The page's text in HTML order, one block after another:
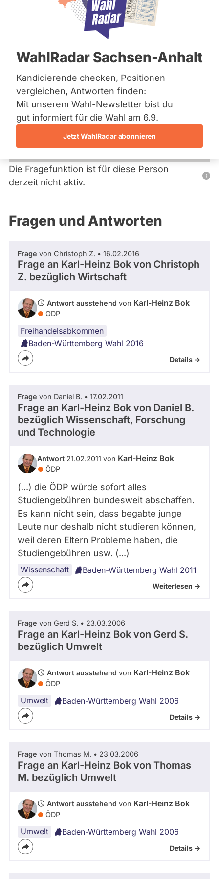
Bremen
Hamburg
Mecklenburg-Vorpommern
Nordrhein-Westfalen
Saarland
Sachsen
Sachsen-Anhalt
Sachsen-Anhalt
Schleswig-Holstein
Thüringen
Archiv
Über uns
WahlRadar Sachsen-Anhalt
Kandidierende checken, Positionen
vergleichen, Antworten finden:
Mit unserem Wahl-Newsletter bist du
gut informiert für die Wahl am 6.9.
Jetzt WahlRadar abonnieren
Reiter
Karl-Heinz Bok
ÖDP
Dieser Politiker hat kein aktuelles und kein zukünftiges
Mandat und keine Direktandidatur auf Landes-, Bundes-
oder EU-Ebene. Mögliche Kandidaturen über eine
Wahlliste werden bei uns nicht erfasst.
Die Fragefunktion ist für diese Person
derzeit nicht aktiv.
Nur
aktiven
oder
Mandaten
können
abgeordnetenwatch
befragt
werden.
Fragen und Antworten
Frage von Christoph Z. • 16.02.2016
Frage an Karl-Heinz Bok von Christoph
Z. bezüglich Wirtschaft
Antwort ausstehend von Karl-Heinz Bok
ÖDP
Freihandelsabkommen
Baden-Württemberg Wahl 2016
Details ->
Frage von Daniel B. • 17.02.2011
Frage an Karl-Heinz Bok von Daniel B.
bezüglich Wissenschaft, Forschung
und Technologie
Antwort 21.02.2011 von Karl-Heinz Bok
ÖDP
(...) die ÖDP würde sofort alles
Studiengebühren bundesweit abschaffen.
Es kann nicht sein, dass begabte junge
Leute nur deshalb nicht studieren können,
weil deren Eltern Probleme haben, die
Studiengebühren usw. (...)
Wissenschaft Baden-Württemberg Wahl 2011
Weiterlesen ->
Frage von Gerd S. • 23.03.2006
Frage an Karl-Heinz Bok von Gerd S.
bezüglich Umwelt
Antwort ausstehend von Karl-Heinz Bok
ÖDP
Umwelt Baden-Württemberg Wahl 2006
Details ->
Frage von Thomas M. • 23.03.2006
Frage an Karl-Heinz Bok von Thomas
M. bezüglich Umwelt
Antwort ausstehend von Karl-Heinz Bok
ÖDP
Umwelt Baden-Württemberg Wahl 2006
Details ->